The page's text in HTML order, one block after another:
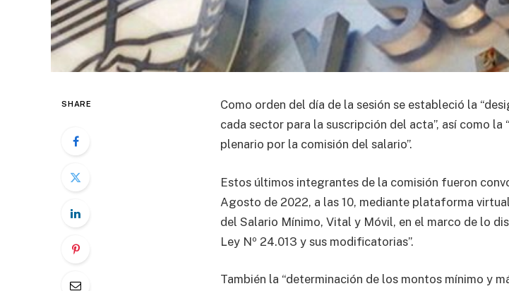
SHARE
Como orden del día de la sesión se estableció la
cada sector para la suscripción del acta”, así como
plenario por la comisión del salario”.
Estos últimos integrantes de la comisión fueron
Agosto de 2022, a las 10, mediante plataforma
del Salario Mínimo, Vital y Móvil, en el marco de lo
Ley Nº 24.013 y sus modificatorias”.
También la “determinación de los montos mínimo y